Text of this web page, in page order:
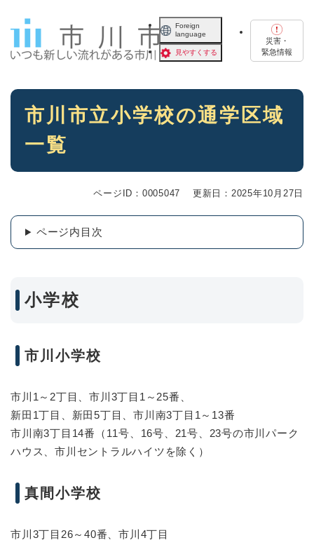
Foreign
language
見やすくする
災害・
緊急情報
本
市川市立小学校の通学区域
一覧
ページID：0005047 更新日：2025年10月27日
ページ内目次
小学校
市川小学校
市川1～2丁目、市川3丁目1～25番、
新田1丁目、新田5丁目、市川南3丁目1～13番
市川南3丁目14番（11号、16号、21号、23号の市川パーク
ハウス、市川セントラルハイツを除く）
真間小学校
市川3丁目26～40番、市川4丁目